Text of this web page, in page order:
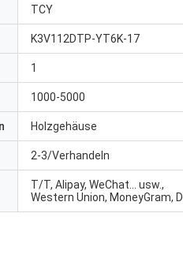
TCY
K3V112DTP-YT6K-17
1
1000-5000
Holzgehäuse
2-3/Verhandeln
T/T, Alipay, WeChat... usw.,
Western Union, MoneyGram,